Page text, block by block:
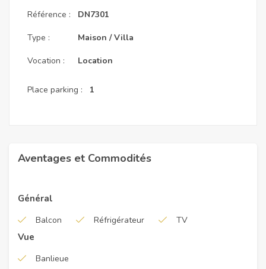
Référence :
Type :
Vocation :
DN7301
Maison / Villa
Location
Place parking : 1
Aventages et Commodités
Général
Balcon Réfrigérateur TV
Vue
Banlieue